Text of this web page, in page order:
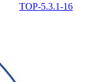
TOP-5.3.1-16